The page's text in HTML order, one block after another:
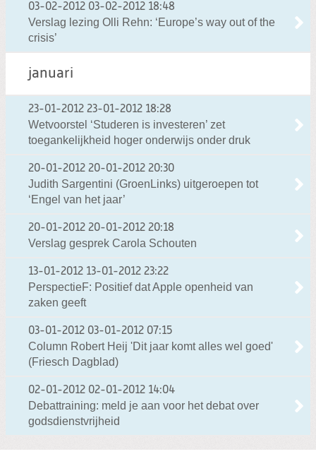
03-02-2012 03-02-2012 18:48
Verslag lezing Olli Rehn: ‘Europe’s way out of the
crisis’
januari
23-01-2012 23-01-2012 18:28
Wetvoorstel ‘Studeren is investeren’ zet
toegankelijkheid hoger onderwijs onder druk
20-01-2012 20-01-2012 20:30
Judith Sargentini (GroenLinks) uitgeroepen tot
‘Engel van het jaar’
20-01-2012 20-01-2012 20:18
Verslag gesprek Carola Schouten
13-01-2012 13-01-2012 23:22
PerspectieF: Positief dat Apple openheid van
zaken geeft
03-01-2012 03-01-2012 07:15
Column Robert Heij 'Dit jaar komt alles wel goed'
(Friesch Dagblad)
02-01-2012 02-01-2012 14:04
Debattraining: meld je aan voor het debat over
godsdienstvrijheid